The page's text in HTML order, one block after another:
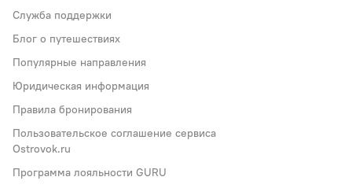
Служба поддержки
Блог о путешествиях
Популярные направления
Юридическая информация
Правила бронирования
Пользовательское соглашение сервиса
Ostrovok.ru
Программа лояльности GURU